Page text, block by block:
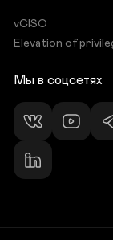
vCISO
Elevation of
Мы в соцсетях